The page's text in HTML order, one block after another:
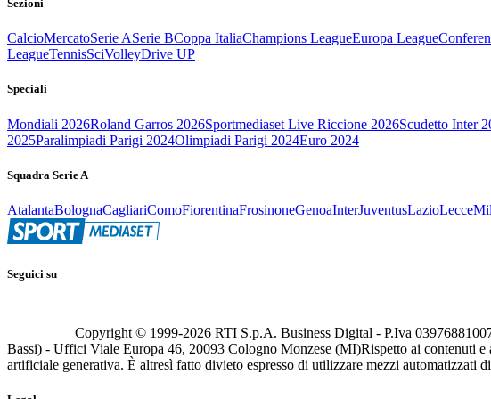
Sezioni
CalcioMercatoSerie ASerie BCoppa ItaliaChampions LeagueEuropa League
LeagueTennisSciVolleyDrive UP
Speciali
Mondiali 2026Roland Garros 2026Sportmediaset Live Riccione 2026Scudetto Inter
2025Paralimpiadi Parigi 2024Olimpiadi Parigi 2024Euro 2024
Squadra Serie A
AtalantaBolognaCagliariComoFiorentinaFrosinoneGenoaInterJuventusLazioLecce
Seguici su
Copyright © 1999-2026 RTI S.p.A. Business Digital - P.Iva
Bassi) - Uffici Viale Europa 46, 20093 Cologno Monzese (MI)Rispetto ai contenuti e
artificiale generativa. È altresì fatto divieto espresso di utilizzare mezzi automatizzati